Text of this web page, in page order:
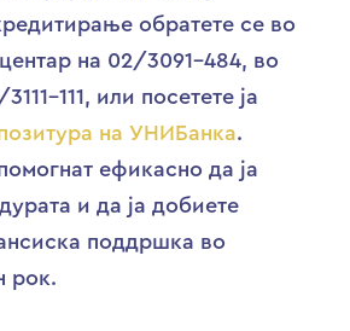
обратете се во
на 02/3091-484, во
111, или посетете ја
на УНИБанка.
ефикасно да ја
и да ја добиете
поддршка во
рок.